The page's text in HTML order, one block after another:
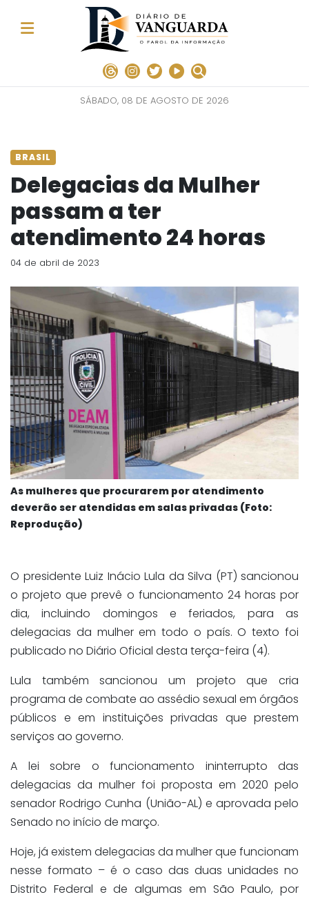
SÁBADO, 08 DE AGOSTO DE 2026
BRASIL
Delegacias da Mulher
passam a ter
atendimento 24 horas
04 de abril de 2023
As mulheres que procurarem por atendimento
deverão ser atendidas em salas privadas (Foto:
Reprodução)
O presidente Luiz Inácio Lula da Silva (PT) sancionou
o projeto que prevê o funcionamento 24 horas por
dia, incluindo domingos e feriados, para as
delegacias da mulher em todo o país. O texto foi
publicado no Diário Oficial desta terça-feira (4).
Lula também sancionou um projeto que cria
programa de combate ao assédio sexual em órgãos
públicos e em instituições privadas que prestem
serviços ao governo.
A lei sobre o funcionamento ininterrupto das
delegacias da mulher foi proposta em 2020 pelo
senador Rodrigo Cunha (União-AL) e aprovada pelo
Senado no início de março.
Hoje, já existem delegacias da mulher que funcionam
nesse formato – é o caso das duas unidades no
Distrito Federal e de algumas em São Paulo, por